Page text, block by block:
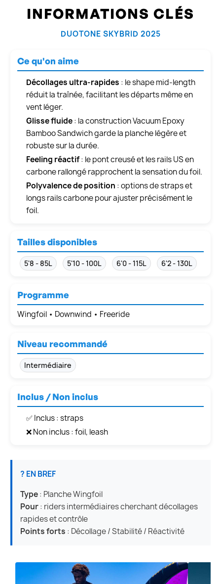
INFORMATIONS CLÉS
DUOTONE SKYBRID 2025
Ce qu'on aime
Décollages ultra-rapides : le shape mid-length
réduit la traînée, facilitant les départs même en
vent léger.
Glisse fluide: la construction Vacuum Epoxy
Bamboo Sandwich garde la planche légère et
robuste sur la durée.
Feeling réactif: le pont creusé et les rails US en
carbone rallongé rapprochent la sensation du foil.
Polyvalence de position : options de straps et
longs rails carbone pour ajuster précisément le
foil.
Tailles disponibles
5'8 - 85L 5'10 - 100L 6'0 - 115L 6'2 - 130L
Programme
Wingfoil • Downwind • Freeride
Niveau recommandé
Intermédiaire
Inclus / Non inclus
✅ Inclus : straps
❌ Non inclus : foil, leash
? EN BREF
Type: Planche Wingfoil
Pour: riders intermédiaires cherchant décollages
rapides et contrôle
Points forts : Décollage / Stabilité / Réactivité